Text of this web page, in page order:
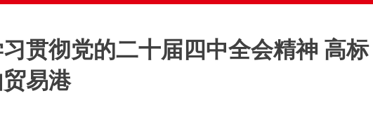
贯彻党的二十届四中全会精神 高标
易港